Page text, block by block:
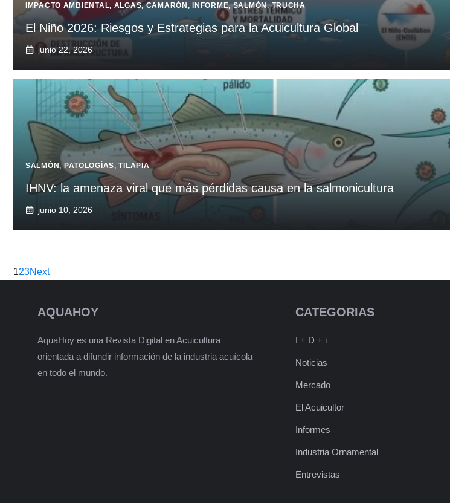
IMPACTO AMBIENTAL, ALGAS,CAMARÓN,INFORME,SALMÓN,TRUCHA
El Niño 2026: Riesgos y Estrategias para la Acuicultura Global
junio 22, 2026
SALMÓN,PATOLOGÍAS,TILAPIA
IHNV: la amenaza viral que más pérdidas causa en la salmonicultura
junio 10, 2026
123Next
AQUAHOY
AquaHoy es una Revista Digital en Acuicultura
orientada a difundir información de la industria acuícola
en todo el mundo.
CATEGORIAS
I + D + i
Noticias
Mercado
El Acuicultor
Informes
Industria Ornamental
Entrevistas